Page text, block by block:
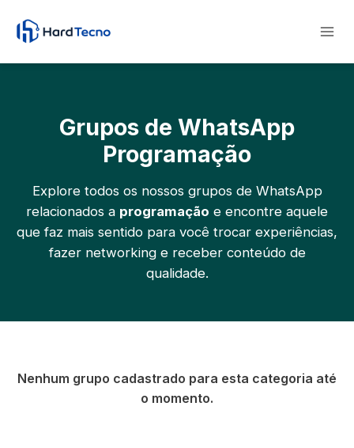
para
Conteúdo
Grupos de WhatsApp
Programação
Explore todos os nossos grupos de WhatsApp
relacionados a programação e encontre aquele
que faz mais sentido para você trocar experiências,
fazer networking e receber conteúdo de
qualidade.
Nenhum grupo cadastrado para esta categoria até
o momento.